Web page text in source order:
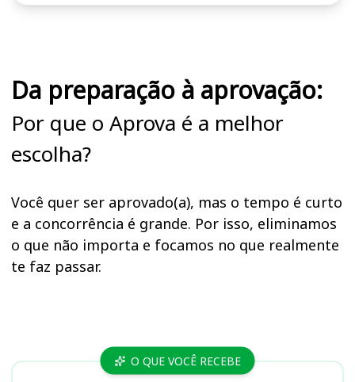
Da preparação à aprovação:
Por que o Aprova é a melhor
escolha?
Você quer ser aprovado(a), mas o tempo é curto
e a concorrência é grande. Por isso, eliminamos
o que não importa e focamos no que realmente
te faz passar.
Cursos HSJBO QUE VOCÊ RECEBE